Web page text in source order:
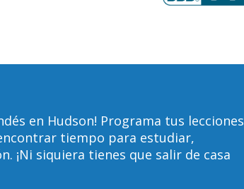
en Hudson! Programa tus lecciones
tiempo para estudiar,
¡Ni siquiera tienes que salir de casa